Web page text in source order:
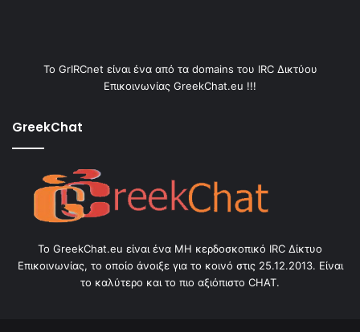
Το GrIRCnet είναι ένα από τα domains του IRC Δικτύου
Επικοινωνίας GreekChat.eu !!!
GreekChat
Το GreekChat.eu είναι ένα ΜΗ κερδοσκοπικό IRC Δίκτυο
Επικοινωνίας, το οποίο άνοιξε για το κοινό στις 25.12.2013. Είναι
το καλύτερο και το πιο αξιόπιστο CHAT.